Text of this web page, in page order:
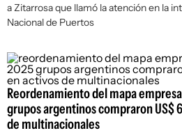
a Zitarrosa que llamó la atención en la
Nacional de Puertos
Reordenamiento del mapa
grupos argentinos compraron US$
de multinacionales